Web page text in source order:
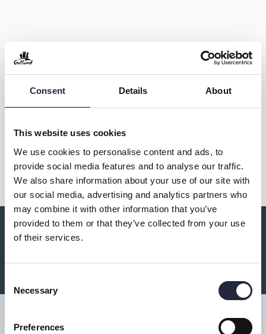
Consent Details About
This website uses cookies
We use cookies to personalise content and ads, to
provide social media features and to analyse our traffic.
We also share information about your use of our site with
our social media, advertising and analytics partners who
may combine it with other information that you’ve
provided to them or that they’ve collected from your use
of their services.
Selection
Necessary
Preferences
Kontakt & öppettider
Du kanske också är intresserad av: